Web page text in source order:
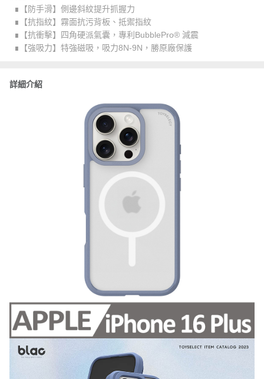
∎【防手滑】側邊斜紋提升抓握力
∎【抗指紋】霧面抗污背板、抵禦指紋
∎【抗衝擊】四角硬派氣囊，專利BubblePro® 減震
∎【強吸力】特強磁吸，吸力8N-9N，勝原廠保護
詳細介紹